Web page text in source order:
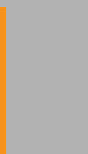
מסלולים פלוס 12 ... 0